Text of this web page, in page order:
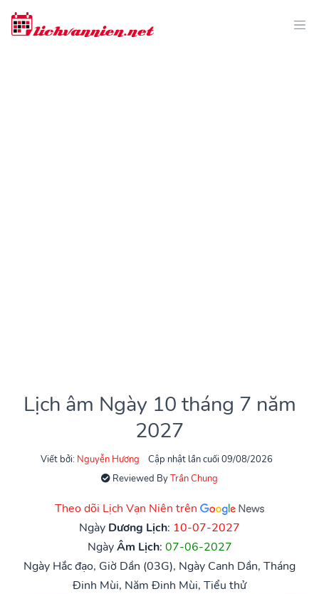
Lịch âm Ngày 10 tháng 7 năm
2027
Viết bởi: Nguyễn Hương
Cập nhật lần cuối 09/08/2026
Reviewed ByTrần Chung
Theo dõi Lịch Vạn Niên trên
Ngày Dương Lịch: 10-07-2027
NgàyÂm Lịch: 07-06-2027
Ngày Hắc đạo, Giờ Dần (03G), Ngày Canh Dần, Tháng
Đinh Mùi, Năm Đinh Mùi, Tiểu thử